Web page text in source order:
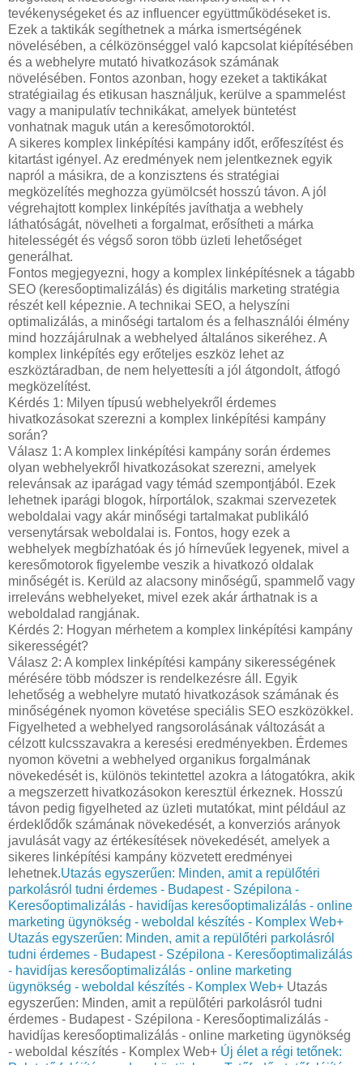
tevékenységeket és az influencer együttműködéseket is.
Ezek a taktikák segíthetnek a márka ismertségének
növelésében, a célközönséggel való kapcsolat kiépítésében
és a webhelyre mutató hivatkozások számának
növelésében. Fontos azonban, hogy ezeket a taktikákat
stratégiailag és etikusan használjuk, kerülve a spammelést
vagy a manipulatív technikákat, amelyek büntetést
vonhatnak maguk után a keresőmotoroktól.
A sikeres komplex linképítési kampány időt, erőfeszítést és
kitartást igényel. Az eredmények nem jelentkeznek egyik
napról a másikra, de a konzisztens és stratégiai
megközelítés meghozza gyümölcsét hosszú távon. A jól
végrehajtott komplex linképítés javíthatja a webhely
láthatóságát, növelheti a forgalmat, erősítheti a márka
hitelességét és végső soron több üzleti lehetőséget
generálhat.
Fontos megjegyezni, hogy a komplex linképítésnek a tágabb
SEO (keresőoptimalizálás) és digitális marketing stratégia
részét kell képeznie. A technikai SEO, a helyszíni
optimalizálás, a minőségi tartalom és a felhasználói élmény
mind hozzájárulnak a webhelyed általános sikeréhez. A
komplex linképítés egy erőteljes eszköz lehet az
eszköztáradban, de nem helyettesíti a jól átgondolt, átfogó
megközelítést.
Kérdés 1: Milyen típusú webhelyekről érdemes
hivatkozásokat szerezni a komplex linképítési kampány
során?
Válasz 1: A komplex linképítési kampány során érdemes
olyan webhelyekről hivatkozásokat szerezni, amelyek
relevánsak az iparágad vagy témád szempontjából. Ezek
lehetnek iparági blogok, hírportálok, szakmai szervezetek
weboldalai vagy akár minőségi tartalmakat publikáló
versenytársak weboldalai is. Fontos, hogy ezek a
webhelyek megbízhatóak és jó hírnevűek legyenek, mivel a
keresőmotorok figyelembe veszik a hivatkozó oldalak
minőségét is. Kerüld az alacsony minőségű, spammelő vagy
irreleváns webhelyeket, mivel ezek akár árthatnak is a
weboldalad rangjának.
Kérdés 2: Hogyan mérhetem a komplex linképítési kampány
sikerességét?
Válasz 2: A komplex linképítési kampány sikerességének
mérésére több módszer is rendelkezésre áll. Egyik
lehetőség a webhelyre mutató hivatkozások számának és
minőségének nyomon követése speciális SEO eszközökkel.
Figyelheted a webhelyed rangsorolásának változását a
célzott kulcsszavakra a keresési eredményekben. Érdemes
nyomon követni a webhelyed organikus forgalmának
növekedését is, különös tekintettel azokra a látogatókra, akik
a megszerzett hivatkozásokon keresztül érkeznek. Hosszú
távon pedig figyelheted az üzleti mutatókat, mint például az
érdeklődők számának növekedését, a konverziós arányok
javulását vagy az értékesítések növekedését, amelyek a
sikeres linképítési kampány közvetett eredményei
lehetnek.Utazás egyszerűen: Minden, amit a repülőtéri
parkolásról tudni érdemes - Budapest - Szépilona -
Keresőoptimalizálás - havidíjas keresőoptimalizálás - online
marketing ügynökség - weboldal készítés - Komplex Web+
Utazás egyszerűen: Minden, amit a repülőtéri parkolásról
tudni érdemes - Budapest - Szépilona - Keresőoptimalizálás
- havidíjas keresőoptimalizálás - online marketing
ügynökség - weboldal készítés - Komplex Web+ Utazás
egyszerűen: Minden, amit a repülőtéri parkolásról tudni
érdemes - Budapest - Szépilona - Keresőoptimalizálás -
havidíjas keresőoptimalizálás - online marketing ügynökség
- weboldal készítés - Komplex Web+ Új élet a régi tetőnek: